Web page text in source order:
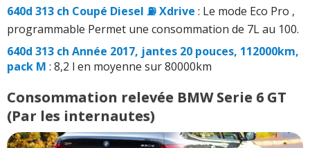
640d 313 ch Coupé Diesel ⛽ Xdrive : Le mode Eco Pro ,
programmable Permet une consommation de 7L au 100.
640d 313 ch Année 2017, jantes 20 pouces, 112000km,
pack M : 8,2 l en moyenne sur 80000km
Consommation relevée BMW Serie 6 GT
(Par les internautes)